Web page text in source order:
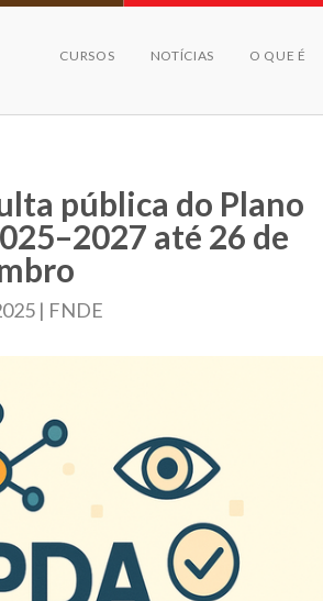
CURSOS NOTÍCIAS O QUE É
pública do Plano
até 26 de
| FNDE